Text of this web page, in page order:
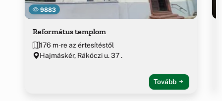
9883
Református templom
176 m-re az értesítéstől
Hajmáskér, Rákóczi u. 37 .
Tovább